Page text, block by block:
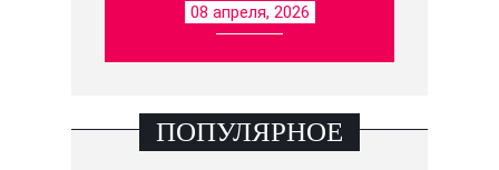
08 апреля, 2026
ПОПУЛЯРНОЕ